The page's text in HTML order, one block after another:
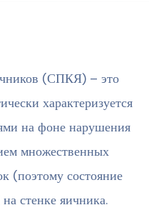
(СПКЯ) – это
характеризуется
на фоне нарушения
множественных
(поэтому состояние
стенке яичника.